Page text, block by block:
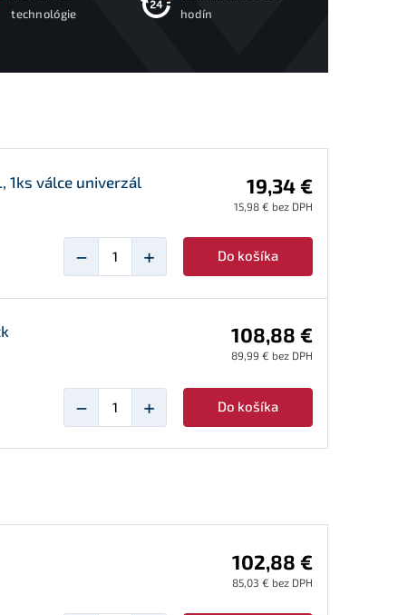
technológie
hodín
1ks válce univerzál 19,34 €
15,98 € bez DPH
− + Do košíka
108,88 €
89,99 € bez DPH
− + Do košíka
102,88 €
85,03 € bez DPH